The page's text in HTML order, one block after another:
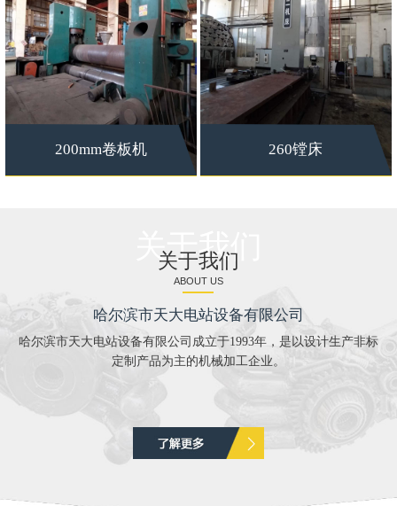
200mm卷板机 260镗床
关于我们
关于我们
ABOUT US
哈尔滨市天大电站设备有限公司
哈尔滨市天大电站设备有限公司成立于1993年，是以设计生产非标
定制产品为主的机械加工企业。